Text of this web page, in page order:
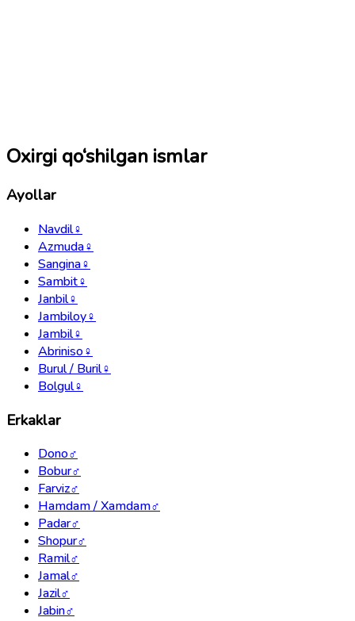
Oxirgi qo‘shilgan ismlar
Ayollar
Navdil♀
Azmuda♀
Sangina♀
Sambit♀
Janbil♀
Jambiloy♀
Jambil♀
Abriniso♀
Burul / Buril♀
Bolgul♀
Erkaklar
Dono♂
Bobur♂
Farviz♂
Hamdam / Xamdam♂
Padar♂
Shopur♂
Ramil♂
Jamal♂
Jazil♂
Jabin♂